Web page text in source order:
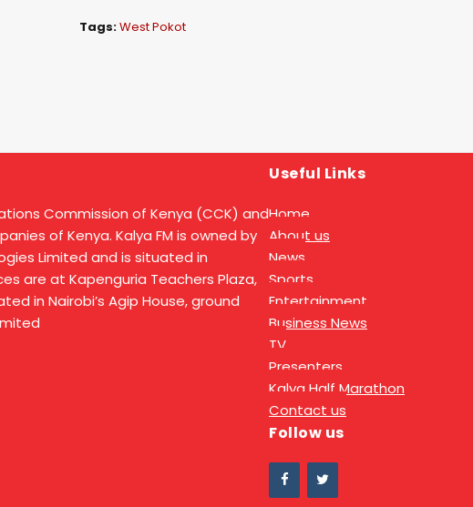
Tags:West Pokot
Commission of Kenya (CCK) and
of Kenya. Kalya FM is owned by
Limited and is situated in
are at Kapenguria Teachers Plaza,
in Nairobi’s Agip House, ground
Useful Links
Home
About us
News
Sports
Entertainment
Business News
TV
Presenters
Kalya Half Marathon
Contact us
Follow us